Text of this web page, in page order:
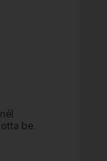
be.